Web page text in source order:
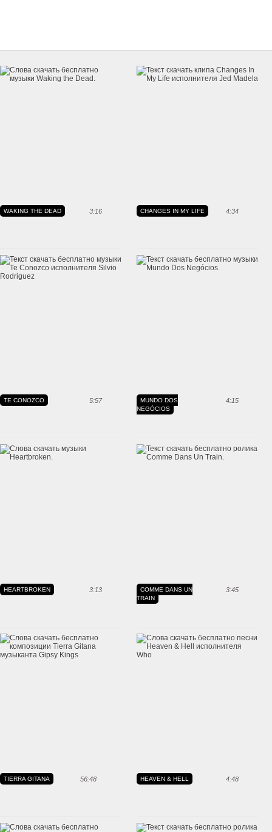
3:16
WAKING THE DEAD 4:34
CHANGES IN MY LIFE
5:57
TE CONOZCO 4:15
MUNDO DOS
NEGÓCIOS
3:13
HEARTBROKEN 3:45
COMME DANS UN
TRAIN
56:48
TIERRA GITANA 4:48
HEAVEN & HELL